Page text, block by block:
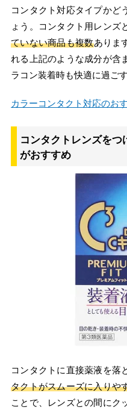
コンタクト対応タイプかど
ょう。コンタクト用レンズ
ていない商品も複数ありま
れる上記のような成分が含
ラコン装着時も快適に過ご
カラーコンタクト対応のお
コンタクトレンズをつ
がおすすめ
コンタクトに直接薬液を落
タクトがスムーズに入りや
ことで、レンズとの間にク